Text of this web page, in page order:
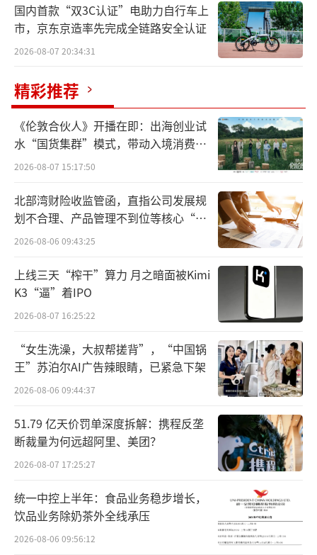
值得一提的是，除蚂蚁“投芯”之外，最
近几年包括阿里、腾讯在内的互联网科技公司
也纷纷对不同细分品类的芯片企业完成入股；
同时，主动下场“造芯”也逐渐成为巨头们
的“新场景”。
字节之后 蚂蚁“盯上”昕原半导体
9月3日，据企查查消息，昕原半导体获得B
+轮融资并发生工商变更，上海联知创业投资管
理中心（有限合伙）正式退股，而上海云玡企
业管理咨询有限公司（后称“上海云玡”）、A
ccelerator XIII Ltd.为股东，公司注册资本由约
4653.67万元增至约 5029.73万元。
经股权穿透发现，上海云玡实则为蚂蚁集
团的全资子公司，伴随着入股完成，其已持有
昕原半导体1.87%股份。
注于ReRAM新型存储技术及相关芯片产品研
发，经营范围涵盖AI存算一体IP及大模型加速
方案、高性能/高可靠的系统级存储芯片、先进
制程嵌入式存储三大应用领域，并已经在存储
芯片、存算IP、高性能MCU等领域实现了商用
出货和交付。
国内首款“双3C认证”电助力自行车上
市，京东京造率先完成全链路安全认证
2026-08-07 20:34:31
精彩推荐
《伦敦合伙人》开播在即：出海创业试
水“国货集群”模式，带动入境消费反
向种草
2026-08-07 15:17:50
北部湾财险收监管函，直指公司发展规
划不合理、产品管理不到位等核心“痛
点”
2026-08-06 09:43:25
上线三天“榨干”算力 月之暗面被Kimi
K3“逼”着IPO
2026-08-07 16:25:22
“女生洗澡，大叔帮搓背”，“中国锅
王”苏泊尔AI广告辣眼睛，已紧急下架
2026-08-06 09:44:37
51.79 亿天价罚单深度拆解：携程反垄
断裁量为何远超阿里、美团？
2026-08-07 17:25:27
统一中控上半年：食品业务稳步增长，
饮品业务除奶茶外全线承压
2026-08-06 09:56:12